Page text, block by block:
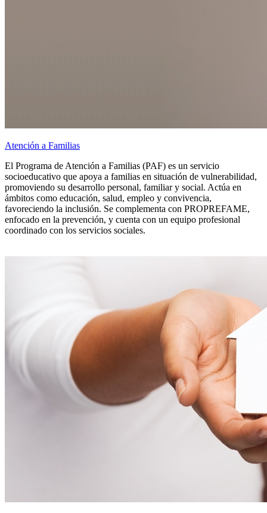
Atención a Familias
El Programa de Atención a Familias (PAF) es un servicio
socioeducativo que apoya a familias en situación de vulnerabilidad,
promoviendo su desarrollo personal, familiar y social. Actúa en
ámbitos como educación, salud, empleo y convivencia,
favoreciendo la inclusión. Se complementa con PROPREFAME,
enfocado en la prevención, y cuenta con un equipo profesional
coordinado con los servicios sociales.